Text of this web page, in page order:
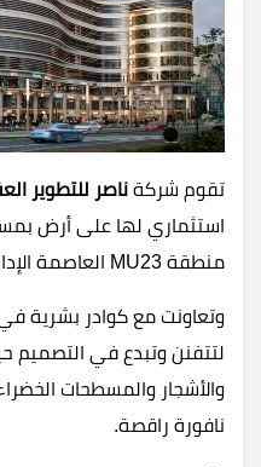
تقوم شركة ناصر للتطوير
استثماري لها على أرض
منطقة MU23 العاصمة الإدارية الجديدة.
وتعاونت مع كوادر بشرية
لتتفنن وتبدع في التصميم
والأشجار والمسطحات
نافورة راقصة.